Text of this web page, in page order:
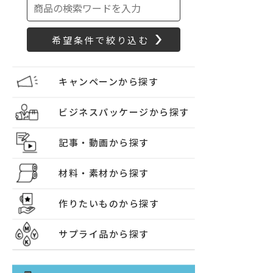
キャンペーンから探す
ビジネスパッケージから探す
記事・動画から探す
材料・素材から探す
作りたいものから探す
サプライ品から探す